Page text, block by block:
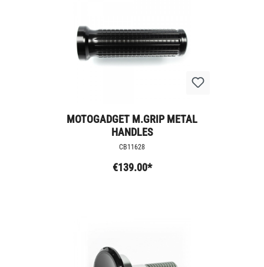
MOTOGADGET M.GRIP METAL
HANDLES
CB11628
€139.00*